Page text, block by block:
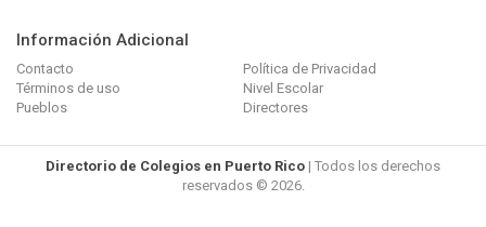
Información Adicional
Contacto
Política de Privacidad
Términos de uso
Nivel Escolar
Pueblos
Directores
Directorio de Colegios en Puerto Rico | Todos los derechos
reservados © 2026.